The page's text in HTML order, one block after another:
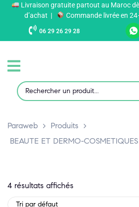
Livraison gratuite partout au Maroc
d’achat |
Commande livrée en
06 29 26 29 28
Paraweb > Produits >
BEAUTE ET DERMO-COSMETIQUES
4 résultats affichés
Tri par défaut